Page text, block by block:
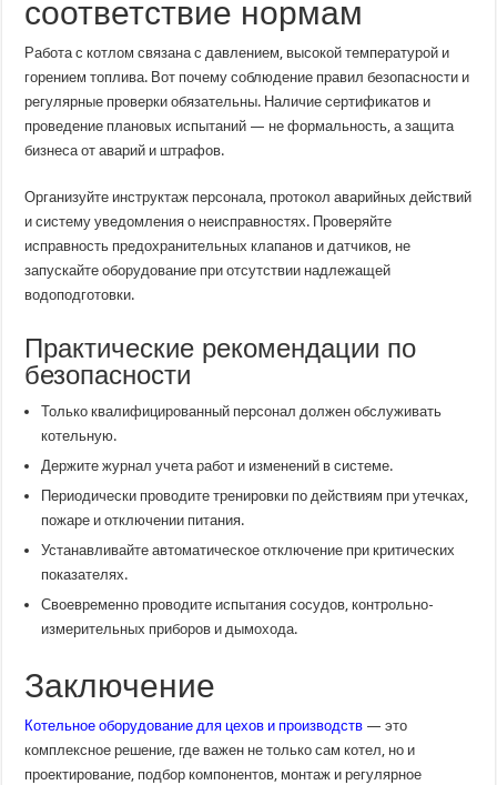
соответствие нормам
Работа с котлом связана с давлением, высокой температурой и
горением топлива. Вот почему соблюдение правил безопасности и
регулярные проверки обязательны. Наличие сертификатов и
проведение плановых испытаний — не формальность, а защита
бизнеса от аварий и штрафов.
Организуйте инструктаж персонала, протокол аварийных действий
и систему уведомления о неисправностях. Проверяйте
исправность предохранительных клапанов и датчиков, не
запускайте оборудование при отсутствии надлежащей
водоподготовки.
Практические рекомендации по
безопасности
Только квалифицированный персонал должен обслуживать
котельную.
Держите журнал учета работ и изменений в системе.
Периодически проводите тренировки по действиям при утечках,
пожаре и отключении питания.
Устанавливайте автоматическое отключение при критических
показателях.
Своевременно проводите испытания сосудов, контрольно-
измерительных приборов и дымохода.
Заключение
Котельное оборудование для цехов и производств — это
комплексное решение, где важен не только сам котел, но и
проектирование, подбор компонентов, монтаж и регулярное